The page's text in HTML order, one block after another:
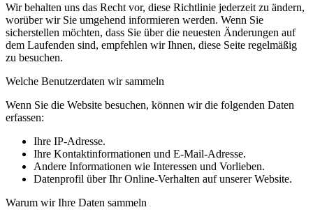
Wir behalten uns das Recht vor, diese Richtlinie jederzeit zu ändern,
worüber wir Sie umgehend informieren werden. Wenn Sie
sicherstellen möchten, dass Sie über die neuesten Änderungen auf
dem Laufenden sind, empfehlen wir Ihnen, diese Seite regelmäßig
zu besuchen.
Welche Benutzerdaten wir sammeln
Wenn Sie die Website besuchen, können wir die folgenden Daten
erfassen:
Ihre IP-Adresse.
Ihre Kontaktinformationen und E-Mail-Adresse.
Andere Informationen wie Interessen und Vorlieben.
Datenprofil über Ihr Online-Verhalten auf unserer Website.
Warum wir Ihre Daten sammeln